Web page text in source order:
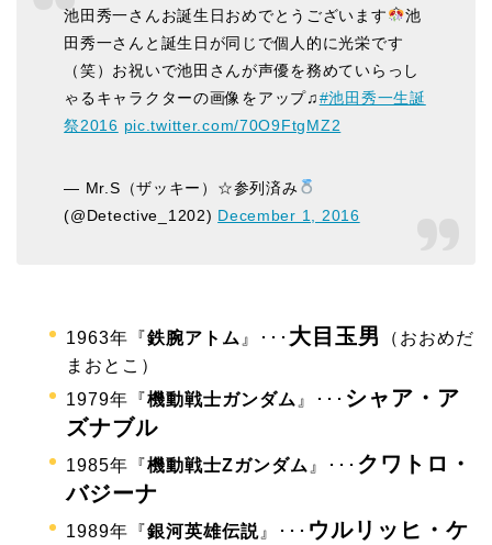
池田秀一さんお誕生日おめでとうございます
池
田秀一さんと誕生日が同じで個人的に光栄です
（笑）お祝いで池田さんが声優を務めていらっし
ゃるキャラクターの画像をアップ♫#池田秀一生誕
祭2016 pic.twitter.com/70O9FtgMZ2
— Mr.S（ザッキー）☆参列済み
(@Detective_1202) December 1, 2016
1963年『鉄腕アトム 』･･･ 大目玉男
（おおめだ
まおとこ）
1979年『機動戦士ガンダム 』･･･ シャア・ア
ズナブル
1985年『機動戦士Zガンダム 』･･･ クワトロ・
バジーナ
1989年『銀河英雄伝説 』･･･ ウルリッヒ・ケ